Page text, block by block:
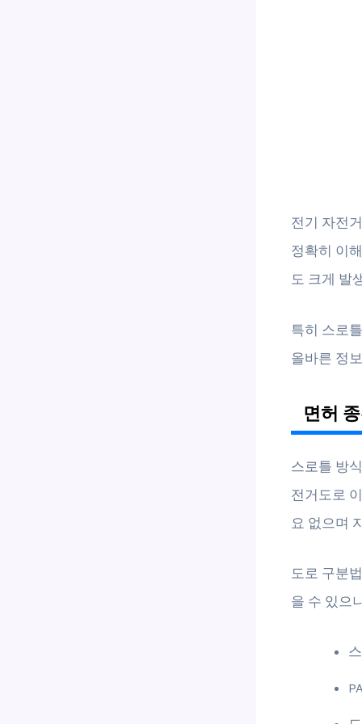
전기 자전
정확히 이
도 크게 발
특히 스로
올바른 정
면허
스로틀 방
전거도로
요 없으며
도로 구분
을 수 있으